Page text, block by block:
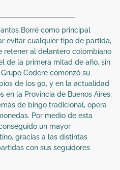
Borré como principal
evitar cualquier tipo de partida,
retener al delantero colombiano
de la primera mitad de año, sin
Codere comenzó su
de los 90, y en la actualidad
en la Provincia de Buenos Aires,
de bingo tradicional, opera
Por medio de esta
un mayor
gracias a las distintas
con sus seguidores